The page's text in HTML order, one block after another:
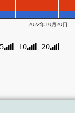
2022年10月20日
5 10 20